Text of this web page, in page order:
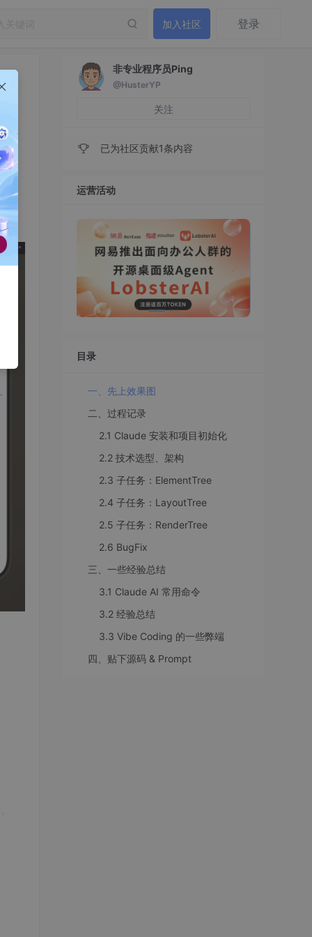
加入社区 登录
非专业程序员Ping
@HusterYP
关注
已为社区贡献1条内容
运营活动
目录
一、先上效果图
二、过程记录
2.1 Claude 安装和项目初始化
2.2 技术选型、架构
2.3 子任务：ElementTree
2.4 子任务：LayoutTree
2.5 子任务：RenderTree
2.6 BugFix
三、一些经验总结
3.1 Claude AI 常用命令
3.2 经验总结
3.3 Vibe Coding 的一些弊端
四、贴下源码 & Prompt